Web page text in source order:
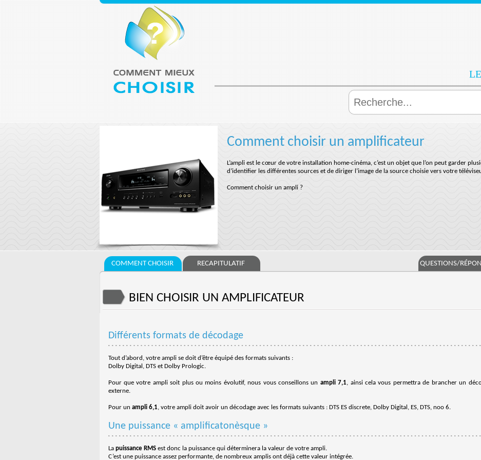
Comment choisir un amplificateur
L’ampli est le cœur de votre installation home-cinéma, c’est un objet que l’on peut garder
d’identifier les différentes sources et de diriger l’image de la source choisie vers votre
Comment choisir un ampli ?
COMMENT CHOISIR RECAPITULATIF QUESTIONS/
BIEN CHOISIR UN AMPLIFICATEUR
Différents formats de décodage
Tout d’abord, votre ampli se doit d’être équipé des formats suivants :
Dolby Digital, DTS et Dolby Prologic.
Pour que votre ampli soit plus ou moins évolutif, nous vous conseillons un ampli 7,1, ainsi cela vous permettra de brancher un
externe.
Pour un ampli 6,1, votre ampli doit avoir un décodage avec les formats suivants : DTS ES discrete, Dolby Digital, ES, DTS, noo 6.
Une puissance « amplificatonèsque »
La puissance RMSest donc la puissance qui déterminera la valeur de votre ampli.
C’est une puissance assez performante, de nombreux amplis ont déjà cette valeur intégrée.